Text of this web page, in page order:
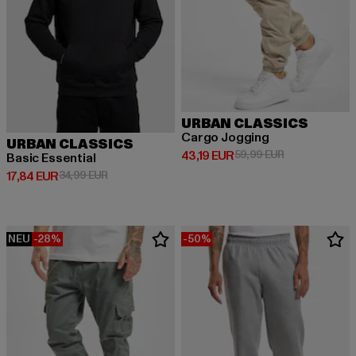
URBAN CLASSICS
Basic Essential
17,84 EUR
Derzeitiger Preis: 17,84 EUR
34,99 EURAktionspreis: 34,99 EUR
URBAN CLASSICS
Cargo Jogging
43,19 EUR
Derzeitiger Preis: 43,19 EUR
59,99 EURAktionspreis:
NEU -28% -50%